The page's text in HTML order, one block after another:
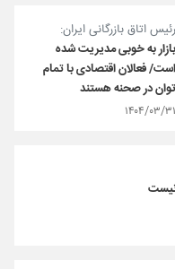
رئیس اتاق بازرگانی ایران:
بازار به خوبی مدیریت شده
است/ فعالان اقتصادی با تمام
توان در صحنه هستند
۱۴۰۴/۰۳/۳۱
نیست